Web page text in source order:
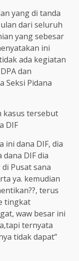
yang di tanda
dari seluruh
yang sebesar
ini
ada kegiatan
dan
Seksi Pidana
kasus tersebut
DIF
ini dana DIF, dia
DIF dia
Pusat sana
ya. kemudian
terus
tingkat
waw besar ini
ternyata
tidak dapat”